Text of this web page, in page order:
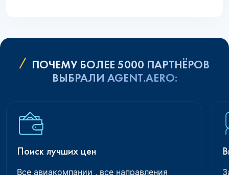
ПОЧЕМУ БОЛЕЕ 5000 ПАРТНЁРОВ
ВЫБРАЛИ AGENT.AERO:
Поиск лучших цен
Все авиакомпании , все направления